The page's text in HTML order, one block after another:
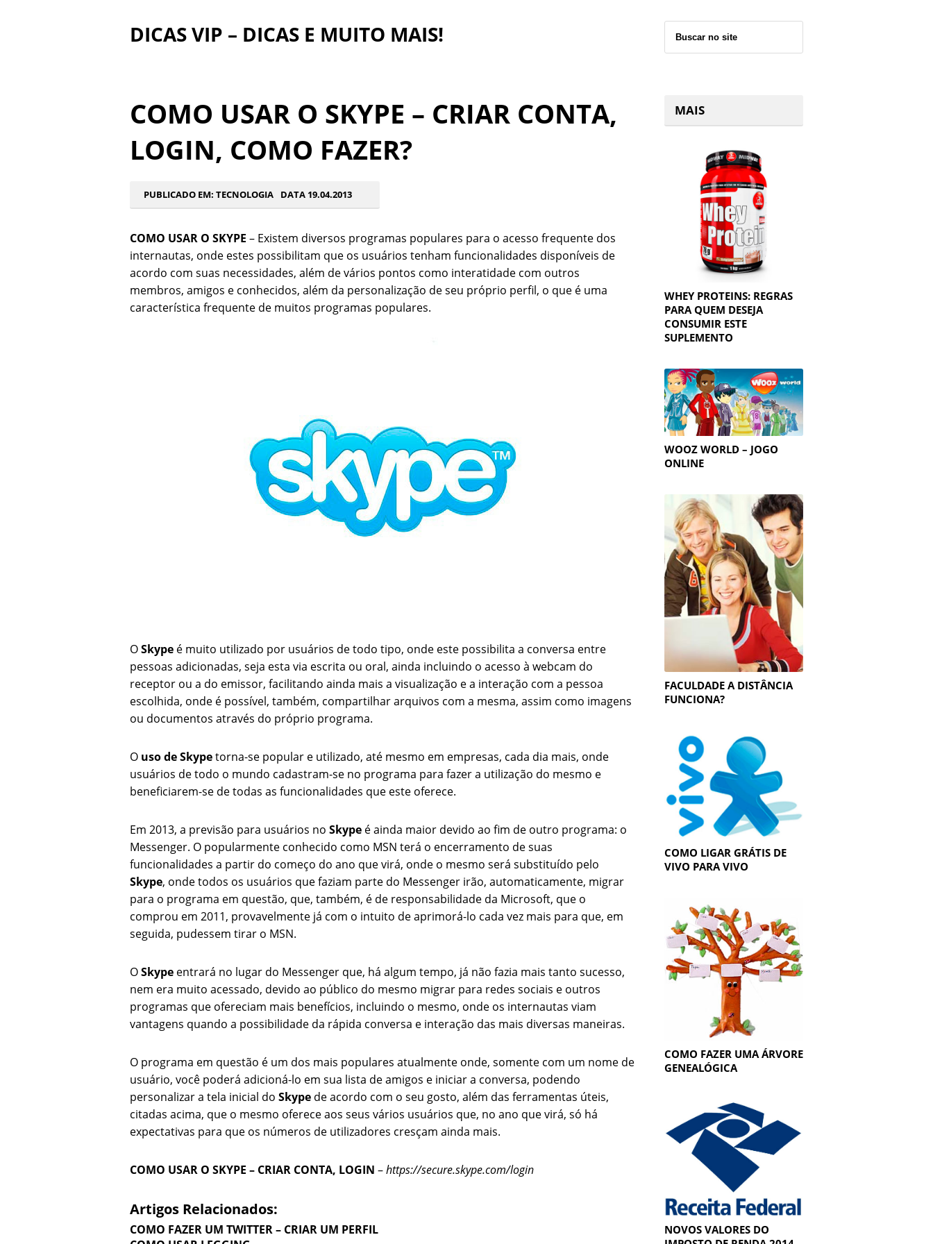
DICAS VIP – DICAS E MUITO MAIS!
COMO USAR O SKYPE – CRIAR CONTA,
LOGIN, COMO FAZER?
PUBLICADO EM: TECNOLOGIA DATA 19.04.2013
COMO USAR O SKYPE – Existem diversos programas populares para o acesso frequente dos
internautas, onde estes possibilitam que os usuários tenham funcionalidades disponíveis de
acordo com suas necessidades, além de vários pontos como interatidade com outros
membros, amigos e conhecidos, além da personalização de seu próprio perfil, o que é uma
característica frequente de muitos programas populares.
OSkype é muito utilizado por usuários de todo tipo, onde este possibilita a conversa entre
pessoas adicionadas, seja esta via escrita ou oral, ainda incluindo o acesso à webcam do
receptor ou a do emissor, facilitando ainda mais a visualização e a interação com a pessoa
escolhida, onde é possível, também, compartilhar arquivos com a mesma, assim como imagens
ou documentos através do próprio programa.
O uso de Skypetorna-se popular e utilizado, até mesmo em empresas, cada dia mais, onde
usuários de todo o mundo cadastram-se no programa para fazer a utilização do mesmo e
beneficiarem-se de todas as funcionalidades que este oferece.
Em 2013, a previsão para usuários no Skype é ainda maior devido ao fim de outro programa: o
Messenger. O popularmente conhecido como MSN terá o encerramento de suas
funcionalidades a partir do começo do ano que virá, onde o mesmo será substituído pelo
Skype, onde todos os usuários que faziam parte do Messenger irão, automaticamente, migrar
para o programa em questão, que, também, é de responsabilidade da Microsoft, que o
comprou em 2011, provavelmente já com o intuito de aprimorá-lo cada vez mais para que, em
seguida, pudessem tirar o MSN.
OSkype entrará no lugar do Messenger que, há algum tempo, já não fazia mais tanto sucesso,
nem era muito acessado, devido ao público do mesmo migrar para redes sociais e outros
programas que ofereciam mais benefícios, incluindo o mesmo, onde os internautas viam
vantagens quando a possibilidade da rápida conversa e interação das mais diversas maneiras.
O programa em questão é um dos mais populares atualmente onde, somente com um nome de
usuário, você poderá adicioná-lo em sua lista de amigos e iniciar a conversa, podendo
personalizar a tela inicial do Skype de acordo com o seu gosto, além das ferramentas úteis,
citadas acima, que o mesmo oferece aos seus vários usuários que, no ano que virá, só há
expectativas para que os números de utilizadores cresçam ainda mais.
COMO USAR O SKYPE – CRIAR CONTA, LOGIN –https://secure.skype.com/login
Artigos Relacionados:
COMO FAZER UM TWITTER – CRIAR UM PERFIL
MAIS
WHEY PROTEINS: REGRAS
PARA QUEM DESEJA
CONSUMIR ESTE
SUPLEMENTO
WOOZ WORLD – JOGO
ONLINE
FACULDADE A DISTÂNCIA
FUNCIONA?
COMO LIGAR GRÁTIS DE
VIVO PARA VIVO
COMO FAZER UMA ÁRVORE
GENEALÓGICA
NOVOS VALORES DO